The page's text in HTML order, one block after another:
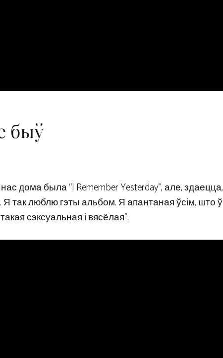
быў
дома была “I Remember Yesterday”, але, здаецца,
Я так люблю гэты альбом. Я апантаная ўсім, што ў
сэксуальная і вясёлая”.